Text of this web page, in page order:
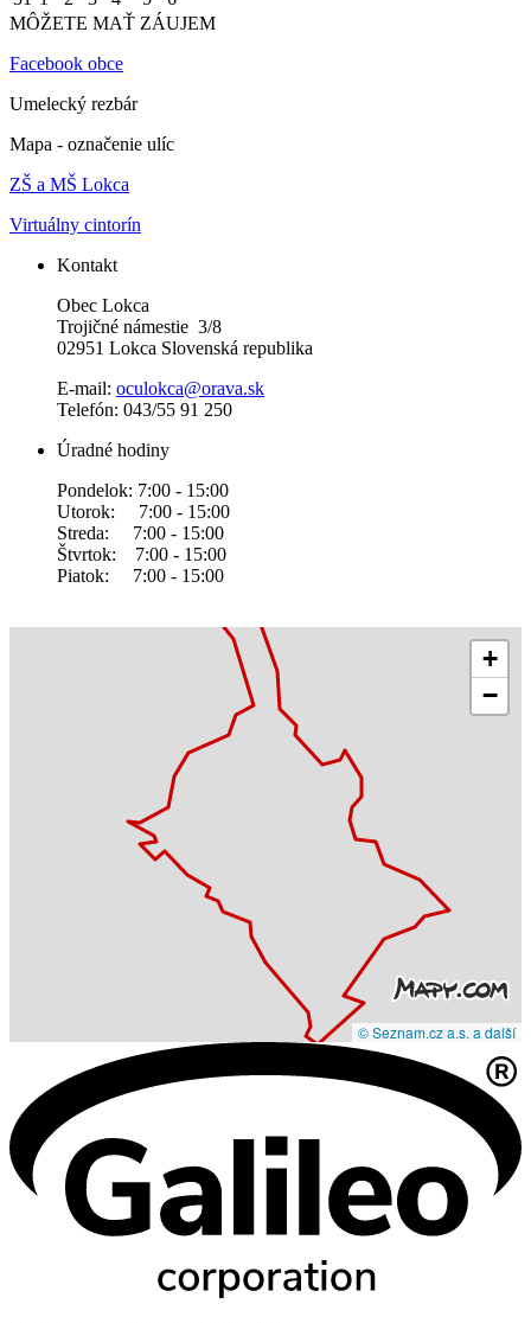
MÔŽETE MAŤ ZÁUJEM
Facebook obce
Umelecký rezbár
Mapa - označenie ulíc
ZŠ a MŠ Lokca
Virtuálny cintorín
Kontakt
Obec Lokca
Trojičné námestie 3/8
02951 Lokca Slovenská republika
E-mail: oculokca@orava.sk
Telefón: 043/55 91 250
Úradné hodiny
Pondelok: 7:00 - 15:00
Utorok: 7:00 - 15:00
Streda: 7:00 - 15:00
Štvrtok: 7:00 - 15:00
Piatok: 7:00 - 15:00
+
−
© Seznam.cz a.s. a další